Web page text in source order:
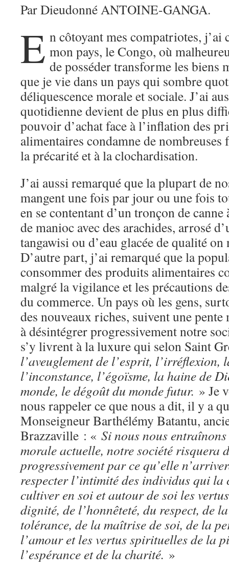
Par Dieudonné ANTOINE-GANGA.
E n côtoyant mes compatriotes, j’ai
mon pays, le Congo, où
de posséder transforme les biens
que je vie dans un pays qui sombre
déliquescence morale et sociale. J’ai
quotidienne devient de plus en plus
pouvoir d’achat face à l’inflation des
alimentaires condamne de nombreuses
la précarité et à la clochardisation.
J’ai aussi remarqué que la plupart de
mangent une fois par jour ou une fois
en se contentant d’un tronçon de
de manioc avec des arachides, arrosé
tangawisi ou d’eau glacée de qualité
D’autre part, j’ai remarqué que la
consommer des produits alimentaires
malgré la vigilance et les précautions
du commerce. Un pays où les gens,
des nouveaux riches, suivent une
à désintégrer progressivement notre
s’y livrent à la luxure qui selon Saint
l’aveuglement de l’esprit,
l’inconstance, l’égoïsme, la haine de
monde, le dégoût du monde futur. » Je
nous rappeler ce que nous a dit, il y a
Monseigneur Barthélémy Batantu,
Brazzaville : « Si nous nous
morale actuelle, notre société risquera
progressivement par ce qu’elle
respecter l’intimité des individus qui la
cultiver en soi et autour de soi les
dignité, de l’honnêteté, du respect, de
tolérance, de la maîtrise de soi, de la
l’amour et les vertus spirituelles de la
l’espérance et de la charité. »